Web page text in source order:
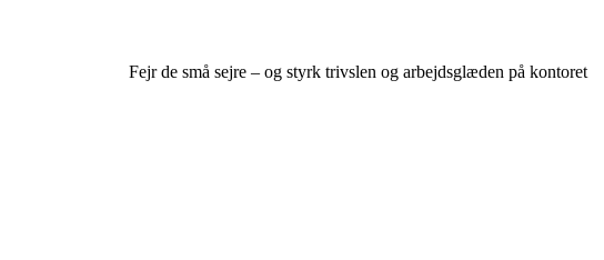
Fejr de små sejre – og styrk trivslen og arbejdsglæden på kontoret